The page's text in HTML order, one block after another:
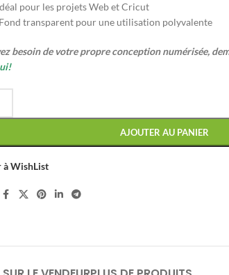
pour les projets Web et Cricut
transparent pour une utilisation polyvalente
besoin de votre propre conception numérisée,
AJOUTER AU PANIER
WishList